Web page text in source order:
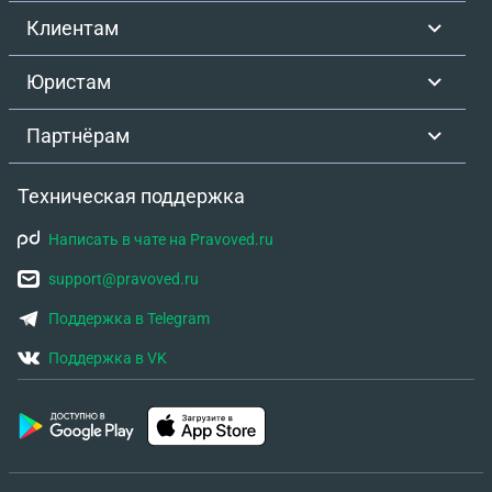
Клиентам
Юристам
Партнёрам
Техническая поддержка
Написать в чате на Pravoved.ru
support@pravoved.ru
Поддержка в Telegram
Поддержка в VK